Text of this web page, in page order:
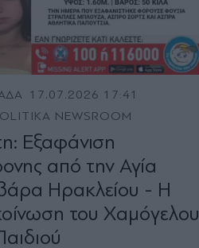
17.07.2026 17:41
NEWSROOM
Εξαφάνιση
από την Αγία
Ηρακλείου - Η
του Χαμόγελου